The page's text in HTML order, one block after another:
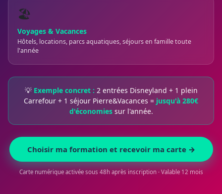
🏖️
Voyages & Vacances
Hôtels, locations, parcs aquatiques, séjours en famille toute
l'année
💡 Exemple concret : 2 entrées Disneyland + 1 plein
Carrefour + 1 séjour Pierre&Vacances = jusqu'à 280€
d'économiessur l'année.
Choisir ma formation et recevoir ma carte →
Carte numérique activée sous 48h après inscription · Valable 12 mois